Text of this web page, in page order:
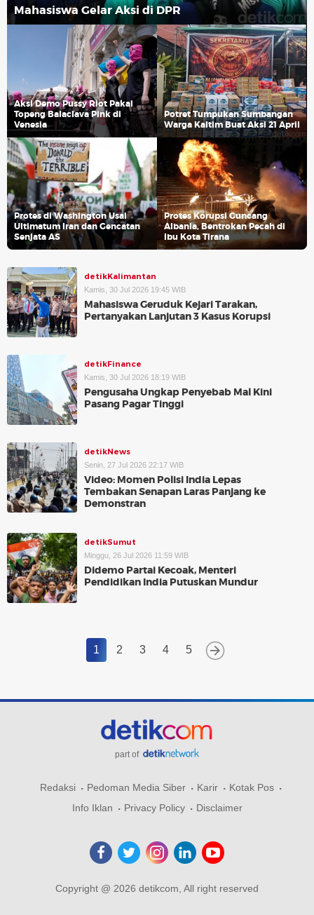
Mahasiswa Gelar Aksi di DPR
Aksi Demo Pussy Riot Pakai
Topeng Balaclava Pink di
Venesia
Potret Tumpukan Sumbangan
Warga Kaltim Buat Aksi 21 April
Protes di Washington Usai
Ultimatum Iran dan Gencatan
Senjata AS
Protes Korupsi Guncang
Albania, Bentrokan Pecah di
Ibu Kota Tirana
detikKalimantan
Kamis, 30 Jul 2026 19:45 WIB
Mahasiswa Geruduk Kejari Tarakan,
Pertanyakan Lanjutan 3 Kasus Korupsi
detikFinance
Kamis, 30 Jul 2026 18:19 WIB
Pengusaha Ungkap Penyebab Mal Kini
Pasang Pagar Tinggi
detikNews
Senin, 27 Jul 2026 22:17 WIB
Video: Momen Polisi India Lepas
Tembakan Senapan Laras Panjang ke
Demonstran
detikSumut
Minggu, 26 Jul 2026 11:59 WIB
Didemo Partai Kecoak, Menteri
Pendidikan India Putuskan Mundur
1 2 3 4 5
part of
Redaksi Pedoman Media Siber Karir
Kotak Pos
Info Iklan
Privacy Policy Disclaimer
Copyright @ 2026 detikcom, All right reserved